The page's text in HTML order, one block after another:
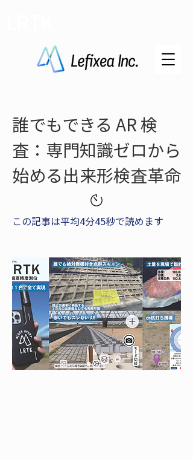
誰でもできる AR 検
査：専門知識ゼロから
始める出来形検査革命
この記事は平均4分45秒で読めます